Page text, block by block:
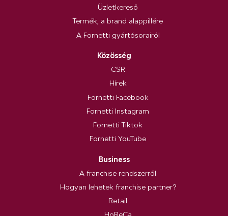
Üzletkereső
Termék, a brand alappillére
A Fornetti gyártósorairól
Közösség
CSR
Hírek
Fornetti Facebook
Fornetti Instagram
Fornetti Tiktok
Fornetti YouTube
Business
A franchise rendszerről
Hogyan lehetek franchise partner?
Retail